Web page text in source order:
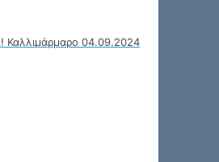
04.09.2024